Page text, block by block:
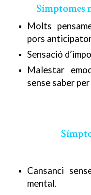
Símptomes
Molts
pors
Sensació
Malestar
sense saber per
Cansanci
mental.